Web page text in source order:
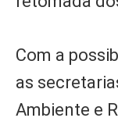
Com a
as
Ambiente e